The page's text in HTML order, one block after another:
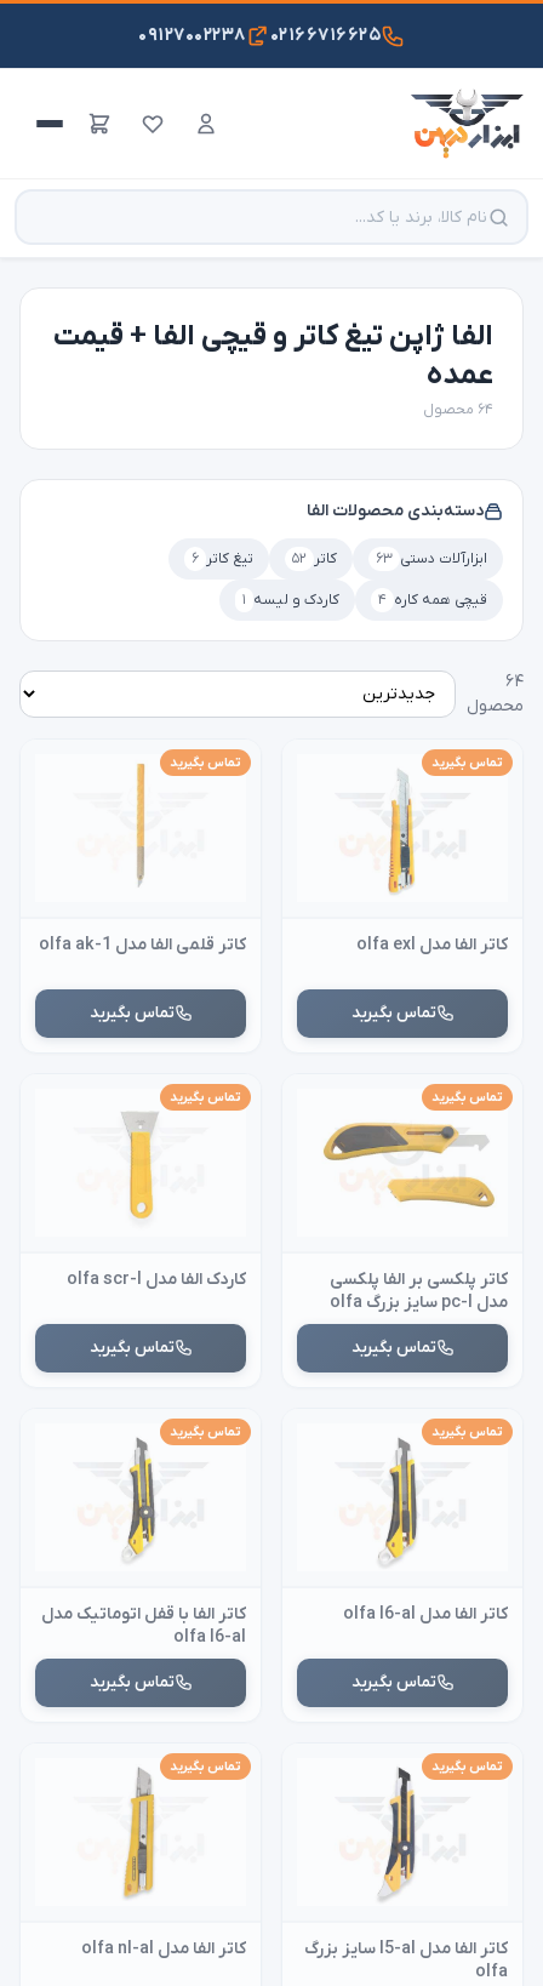
۰۲۱۶۶۷۱۶۶۲۵ ۰۹۱۲۷۰۰۲۲۳۸
الفا ژاپن تیغ کاتر و قیچی الفا + قیمت
عمده
۶۴ محصول
دسته‌بندی محصولات الفا
ابزارآلات دستی ۶۳ کاتر ۵۲ تیغ کاتر ۶
قیچی همه کاره ۴ کاردک و لیسه ۱
۶۴
محصول
تماس بگیرید
کاتر الفا مدل olfa exl
تماس بگیرید
تماس بگیرید
کاتر قلمی الفا مدل olfa ak-1
تماس بگیرید
تماس بگیرید
کاتر پلکسی بر الفا پلکسی
مدل pc-l سایز بزرگ olfa
تماس بگیرید
تماس بگیرید
کاردک الفا مدل olfa scr-l
تماس بگیرید
تماس بگیرید
کاتر الفا مدل olfa l6-al
تماس بگیرید
تماس بگیرید
کاتر الفا با قفل اتوماتیک مدل
olfa l6-al
تماس بگیرید
تماس بگیرید
کاتر الفا مدل l5-al سایز بزرگ
olfa
تماس بگیرید
کاتر الفا مدل olfa nl-al